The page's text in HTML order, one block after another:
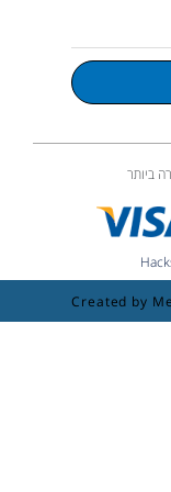
ביותר
Created by